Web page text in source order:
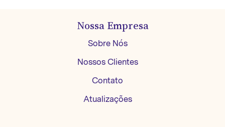
Nossa Empresa
Sobre Nós
Nossos Clientes
Contato
Atualizações